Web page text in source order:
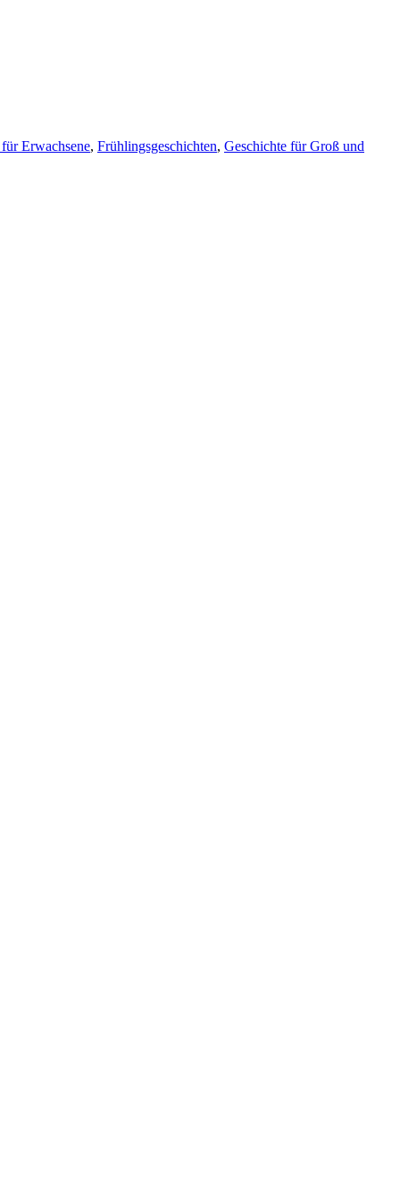
Erwachsene, Frühlingsgeschichten, Geschichte für Groß und